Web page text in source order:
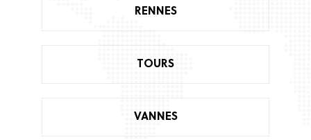
RENNES
TOURS
VANNES